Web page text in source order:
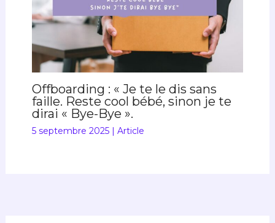
Offboarding : « Je te le dis sans
faille. Reste cool bébé, sinon je te
dirai « Bye-Bye ».
5 septembre 2025 | Article